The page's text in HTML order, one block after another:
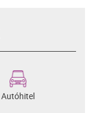
Autóhitel